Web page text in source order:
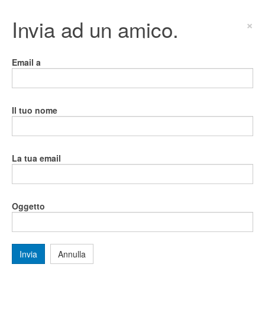
Invia ad un amico. ×
Email a
Il tuo nome
La tua email
Oggetto
Invia Annulla